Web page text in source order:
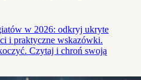
w 2026: odkryj ukryte
i praktyczne wskazówki.
Czytaj i chroń swoją